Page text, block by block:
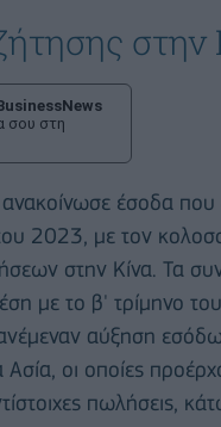
στην
σου στη
ανακοίνωσε έσοδα που
2023, με τον
στην Κίνα. Τα
με το β' τρίμηνο
αύξηση
Ασία, οι οποίες
πωλήσεις,